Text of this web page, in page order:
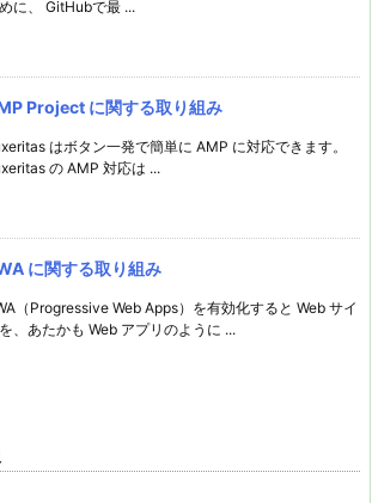
に、 GitHubで最 ...
Project に関する取り組み
はボタン一発で簡単に AMP に対応できます。
の AMP 対応は ...
に関する取り組み
（Progressive Web Apps）を有効化すると Web サイ
を、あたかも Web アプリのように ...